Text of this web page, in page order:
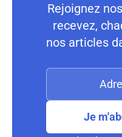
Rejoignez
recevez,
nos articles
Je